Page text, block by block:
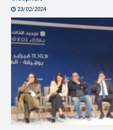
23/02/2024